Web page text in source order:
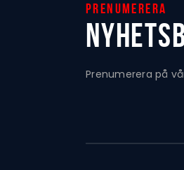
Prenumerera
Prenumerera på